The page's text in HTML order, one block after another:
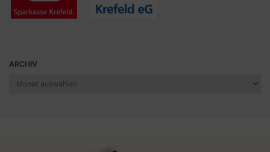
ARCHIV
Archiv